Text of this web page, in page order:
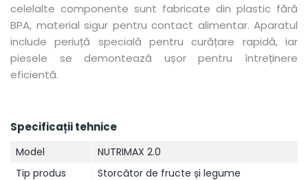
celelalte componente sunt fabricate din plastic fără
BPA, material sigur pentru contact alimentar. Aparatul
include periuță specială pentru curățare rapidă, iar
piesele se demontează ușor pentru întreținere
eficientă.
Specificații tehnice
Model
NUTRIMAX 2.0
Tip produs
Storcător de fructe și legume